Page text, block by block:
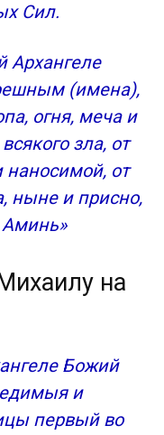
Сил.
Архангеле
(имена),
огня, меча и
зла, от
наносимой, от
ныне и присно,
Аминь»
на
Божий
и
первый во